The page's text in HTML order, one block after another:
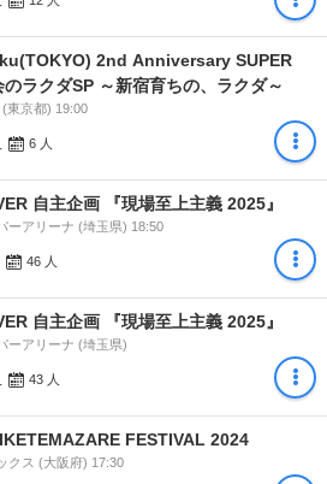
2nd Anniversary SUPER
のラクダSP ～新宿育ちの、ラクダ～
(東京都) 19:00
6 人
自主企画 『現場至上主義 2025』
ーアリーナ (埼玉県) 18:50
46 人
自主企画 『現場至上主義 2025』
ーアリーナ (埼玉県)
43 人
FESTIVAL 2024
クス (大阪府) 17:30